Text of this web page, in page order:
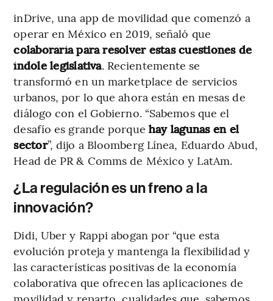
inDrive, una app de movilidad que comenzó a
operar en México en 2019, señaló que
colaboraría para resolver estas cuestiones de
índole legislativa. Recientemente se
transformó en un marketplace de servicios
urbanos, por lo que ahora están en mesas de
diálogo con el Gobierno. “Sabemos que el
desafío es grande porque hay lagunas en el
sector”, dijo a Bloomberg Línea, Eduardo Abud,
Head de PR & Comms de México y LatAm.
¿La regulación es un freno a la
innovación?
Didi, Uber y Rappi abogan por “que esta
evolución proteja y mantenga la flexibilidad y
las características positivas de la economía
colaborativa que ofrecen las aplicaciones de